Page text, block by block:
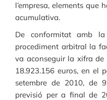
l’empresa, elements que
acumulativa.
De conformitat amb
procediment arbitral la
va aconseguir la xifra de
18.923.156 euros, en el
setembre de 2010, de
previsió per a final de